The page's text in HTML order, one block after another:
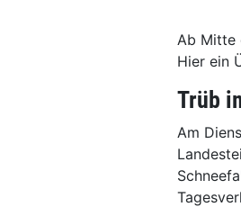
Ab Mitte
Hier ein
Trüb
Am